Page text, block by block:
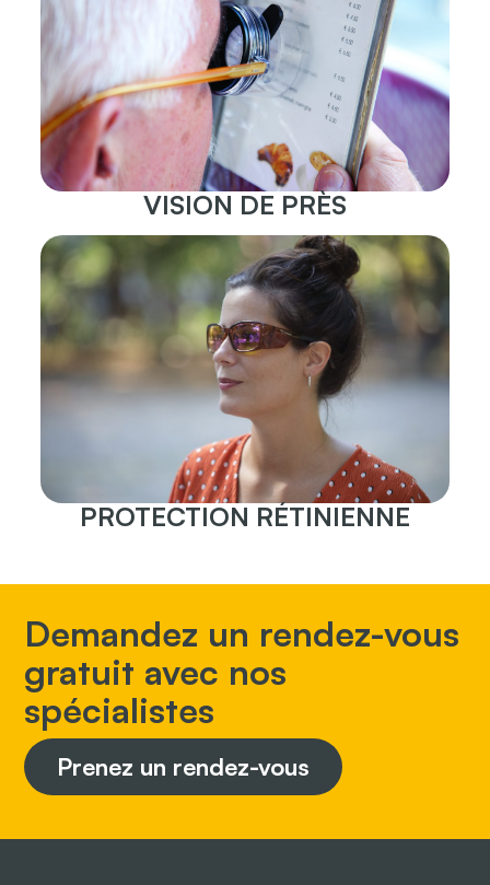
VISION DE PRÈS
PROTECTION RÉTINIENNE
Demandez un rendez-vous
gratuit avec nos
spécialistes
Prenez un rendez-vous